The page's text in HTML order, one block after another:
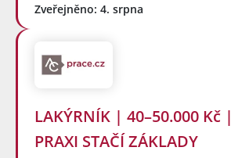
Zveřejněno: 4. srpna
LAKÝRNÍK | 40–50.000 Kč |
PRAXI STAČÍ ZÁKLADY